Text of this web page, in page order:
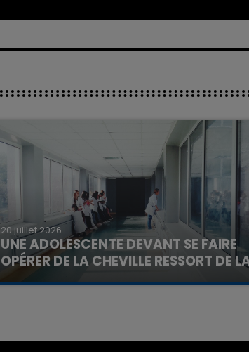
20 juillet 2026
UNE ADOLESCENTE DEVANT SE FAIRE
OPÉRER DE LA CHEVILLE RESSORT DE
La famille a porté plainte contre la clinique